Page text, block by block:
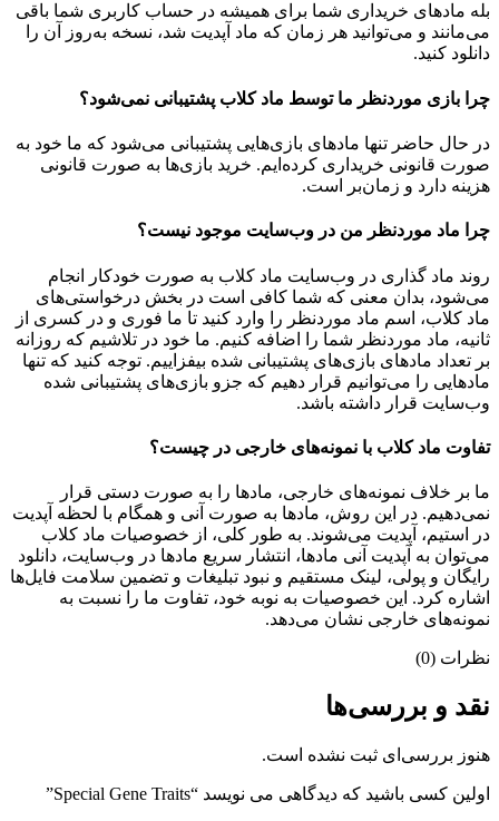
بله مادهای خریداری شما برای همیشه در حساب کاربری شما باقی
می‌مانند و می‌توانید هر زمان که ماد آپدیت شد، نسخه به‌روز آن را
دانلود کنید.
چرا بازی موردنظر ما توسط ماد کلاب پشتیبانی نمی‌شود؟
در حال حاضر تنها مادهای بازی‌هایی پشتیبانی می‌شود که ما خود به
صورت قانونی خریداری کرده‌ایم. خرید بازی‌ها به صورت قانونی
هزینه دارد و زمان‌بر است.
چرا ماد موردنظر من در وب‌سایت موجود نیست؟
روند ماد گذاری در وب‌سایت ماد کلاب به صورت خودکار انجام
می‌شود، بدان معنی که شما کافی است در بخش درخواستی‌های
ماد کلاب، اسم ماد موردنظر را وارد کنید تا ما فوری و در کسری از
ثانیه، ماد موردنظر شما را اضافه کنیم. ما خود در تلاشیم که روزانه
بر تعداد مادهای بازی‌های پشتیبانی شده بیفزاییم. توجه کنید که تنها
مادهایی را می‌توانیم قرار دهیم که جزو بازی‌های پشتیبانی شده
وب‌سایت قرار داشته باشد.
تفاوت ماد کلاب با نمونه‌های خارجی در چیست؟
ما بر خلاف نمونه‌های خارجی، مادها را به صورت دستی قرار
نمی‌دهیم. در این روش، مادها به صورت آنی و همگام با لحظه آپدیت
در استیم، آپدیت می‌شوند. به طور کلی، از خصوصیات ماد کلاب
می‌‌توان به آپدیت آنی مادها، انتشار سریع مادها در وب‌سایت، دانلود
رایگان و پولی، لینک مستقیم و نبود تبلیغات و تضمین سلامت فایل‌ها
اشاره کرد. این خصوصیات به نوبه خود، تفاوت ما را نسبت به
نمونه‌های خارجی نشان می‌دهد.
نظرات (0)
نقد و بررسی‌ها
هنوز بررسی‌ای ثبت نشده است.
اولین کسی باشید که دیدگاهی می نویسد “Special Gene Traits”